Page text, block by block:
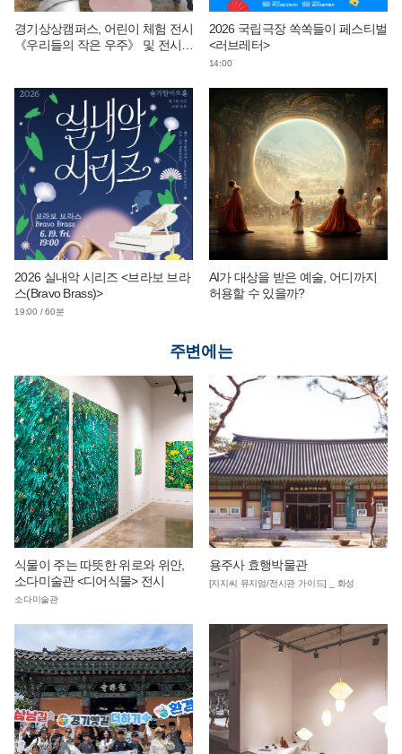
경기상상캠퍼스, 어린이 체험 전시
《우리들의 작은 우주》 및 전시
2026 국립극장 쏙쏙들이 페스티벌
<러브레터>
14:00
2026 실내악 시리즈 <브라보 브라
스(Bravo Brass)>
19:00 / 60분
AI가 대상을 받은 예술, 어디까지
허용할 수 있을까?
주변에는
식물이 주는 따뜻한 위로와 위안,
소다미술관 <디어식물> 전시
소다미술관
용주사 효행박물관
[지지씨 뮤지엄/전시관 가이드] _ 화성